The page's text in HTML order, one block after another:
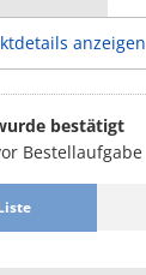
anzeigen
bestätigt
Bestellaufgabe